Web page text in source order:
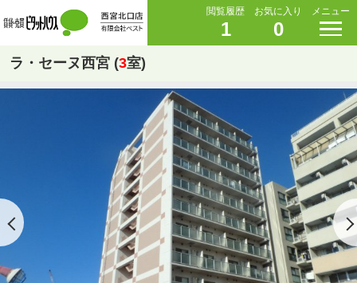
閲覧履歴
1
お気に入り
0
メニュー
ラ・セーヌ西宮 (3室)